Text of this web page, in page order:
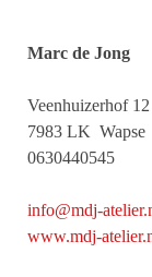
Marc de Jong
Veenhuizerhof 12
7983 LK Wapse
0630440545
info@mdj-
www.mdj-